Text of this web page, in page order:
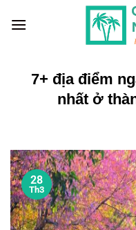
7+ địa điểm
nhất ở
28
Th3